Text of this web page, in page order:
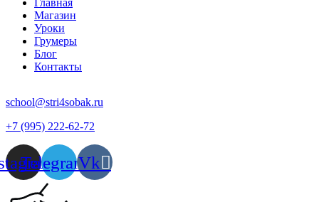
Главная
Магазин
Уроки
Грумеры
Блог
Контакты
school@stri4sobak.ru
+7 (995) 222-62-72
TelegramVk